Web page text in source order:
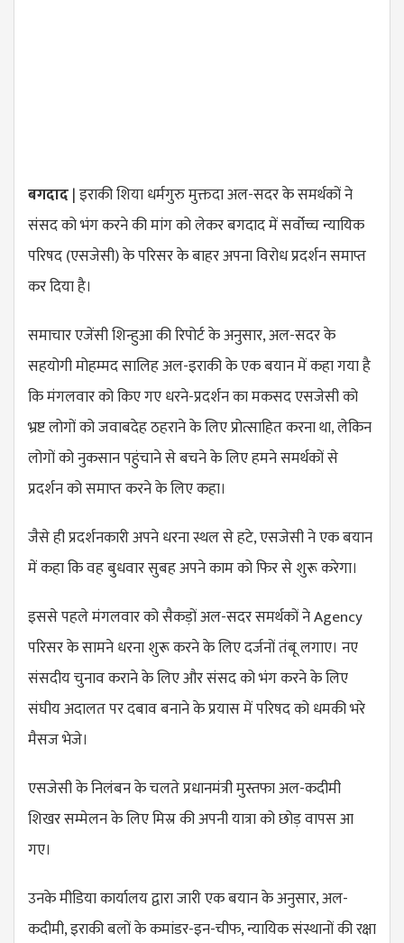
बगदाद| इराकी शिया धर्मगुरु मुक्तदा अल-सदर के समर्थकों ने
संसद को भंग करने की मांग को लेकर बगदाद में सर्वोच्च न्यायिक
परिषद (एसजेसी) के परिसर के बाहर अपना विरोध प्रदर्शन समाप्त
कर दिया है।
समाचार एजेंसी शिन्हुआ की रिपोर्ट के अनुसार, अल-सदर के
सहयोगी मोहम्मद सालिह अल-इराकी के एक बयान में कहा गया है
कि मंगलवार को किए गए धरने-प्रदर्शन का मकसद एसजेसी को
भ्रष्ट लोगों को जवाबदेह ठहराने के लिए प्रोत्साहित करना था, लेकिन
लोगों को नुकसान पहुंचाने से बचने के लिए हमने समर्थकों से
प्रदर्शन को समाप्त करने के लिए कहा।
जैसे ही प्रदर्शनकारी अपने धरना स्थल से हटे, एसजेसी ने एक बयान
में कहा कि वह बुधवार सुबह अपने काम को फिर से शुरू करेगा।
इससे पहले मंगलवार को सैकड़ों अल-सदर समर्थकों ने Agency
परिसर के सामने धरना शुरू करने के लिए दर्जनों तंबू लगाए। नए
संसदीय चुनाव कराने के लिए और संसद को भंग करने के लिए
संघीय अदालत पर दबाव बनाने के प्रयास में परिषद को धमकी भरे
मैसज भेजे।
एसजेसी के निलंबन के चलते प्रधानमंत्री मुस्तफा अल-कदीमी
शिखर सम्मेलन के लिए मिस्र की अपनी यात्रा को छोड़ वापस आ
गए।
उनके मीडिया कार्यालय द्वारा जारी एक बयान के अनुसार, अल-
कदीमी, इराकी बलों के कमांडर-इन-चीफ, न्यायिक संस्थानों की रक्षा